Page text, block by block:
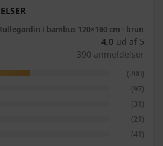
i bambus 120×160 cm - brun
4,0 ud af 5
390 anmeldelser
(200)
(97)
(31)
(21)
(41)